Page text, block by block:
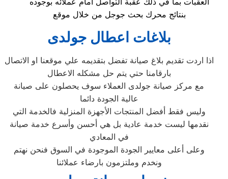
بنتائج محرك بحث جوجل من خلال موقع
بلاغات اعطال جولدى
اذا اردت تقديم بلاغ صيانة تفضل بتقديمه علي موقعنا او الاتصال
بارقامنا حتي يتم حل مشكله الاعطال
مع مركز صيانة جولدى العملاء سوف يحصلون على صيانة
عالية الجودة دائما
وليس فقط أفضل المنتجات الأجهزة المنزلية فالخدمة التي
نقدمها ليست خدمة عادية بل هي أحسن وأسرع خدمة صيانة
في المعادي
وعلى أعلى معايير الجودة الموجودة في السوق فنحن نهتم
ونخدم وملتزمون بارضاء عملائنا